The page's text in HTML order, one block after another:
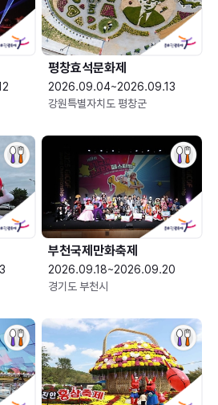
평창효석문화제
2026.09.04~2026.09.13
강원특별자치도 평창군
부천국제만화축제
2026.09.18~2026.09.20
경기도 부천시